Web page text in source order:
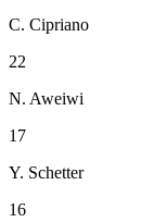
C. Cipriano
22
N. Aweiwi
17
Y. Schetter
16